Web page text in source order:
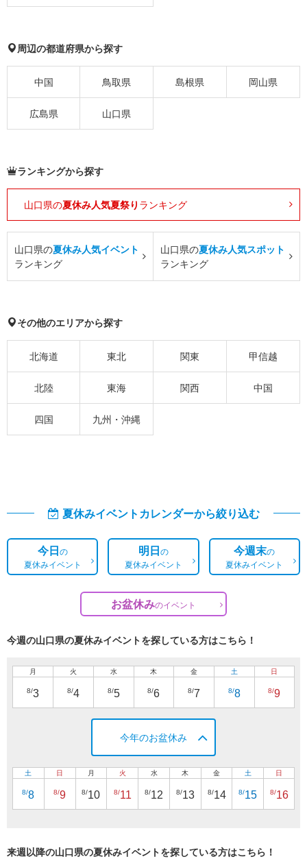
周辺の都道府県から探す
中国 鳥取県 島根県 岡山県
広島県 山口県
ランキングから探す
山口県の夏休み人気夏祭り ランキング
山口県の夏休み人気イベント
ランキング
山口県の夏休み人気スポット
ランキング
その他のエリアから探す
北海道 東北 関東 甲信越
北陸 東海 関西 中国
四国 九州・沖縄
夏休みイベントカレンダーから絞り込む
今日の
夏休みイベント
明日の
夏休みイベント
今週末の
夏休みイベント
お盆休みのイベント
今週の山口県の夏休みイベントを探している方はこちら！
月
8/3
火
8/4
水
8/5
木
8/6
金
8/7
土
8/8
日
8/9
今年のお盆休み
土
8/8
日
8/9
月
8/10
火
8/11
水
8/12
木
8/13
金
8/14
土
8/15
日
8/16
来週以降の山口県の夏休みイベントを探している方はこちら！